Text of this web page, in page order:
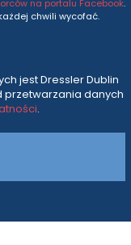
na portalu Facebook.
chwili wycofać.
jest Dressler Dublin
przetwarzania danych
.